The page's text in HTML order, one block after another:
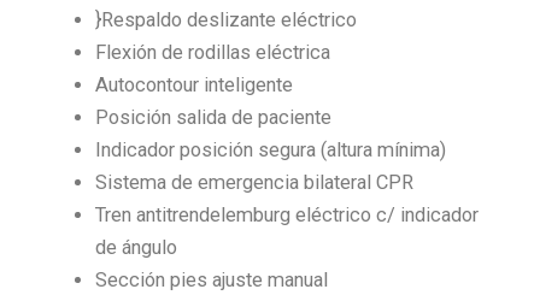
}Respaldo deslizante eléctrico
Flexión de rodillas eléctrica
Autocontour inteligente
Posición salida de paciente
Indicador posición segura (altura mínima)
Sistema de emergencia bilateral CPR
Tren antitrendelemburg eléctrico c/ indicador
de ángulo
Sección pies ajuste manual